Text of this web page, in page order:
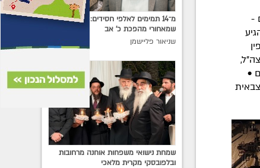
-
•
מ־14 תמימים לאלפי חסידים: האיש
שמאחורי מהפכת כ׳ אב
שניאור פליישמן
שמחת נישואי משפחות אוחנה מרחובות
ובלפובסקי מקרית מלאכי